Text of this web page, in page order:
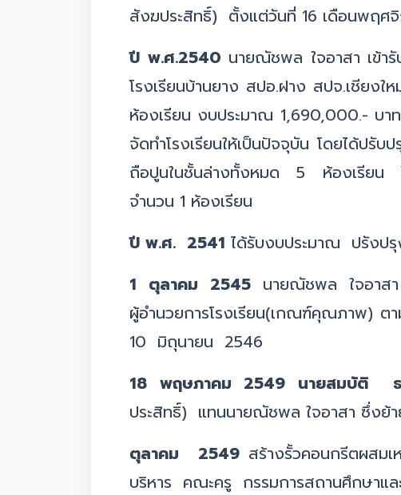
สังฆประสิทธิ์) ตั้งแต่วันที่ 16 เดือนพฤศ
ปี พ.ศ.2540 นายณัชพล ใจอาสา เข้า
โรงเรียนบ้านยาง สปอ.ฝาง สปจ.เชียง
ห้องเรียน งบประมาณ 1,690,000.- บา
จัดทำโรงเรียนให้เป็นปัจจุบัน โดยได้ปรั
ถือปูนในชั้นล่างทั้งหมด 5 ห้องเรียน ไ
จำนวน 1 ห้องเรียน
ปี พ.ศ. 2541 ได้รับงบประมาณ ปรังปรุ
1 ตุลาคม 2545นายณัชพล ใจอาสา ไ
ผู้อำนวยการโรงเรียน(เกณฑ์คุณภาพ
10 มิถุนายน 2546
18 พฤษภาคม 2549 นายสมบัติ ธ
ประสิทธิ์) แทนนายณัชพล ใจอาสา ซึ่งย้
ตุลาคม 2549สร้างรั้วคอนกรีตผสมเ
บริหาร คณะครู กรรมการสถานศึกษา